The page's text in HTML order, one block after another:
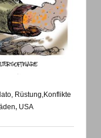
Rüstung,Konflikte
, USA